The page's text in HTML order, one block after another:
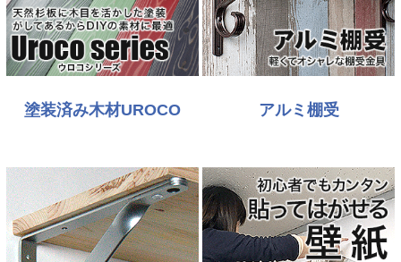
塗装済み木材UROCO アルミ棚受